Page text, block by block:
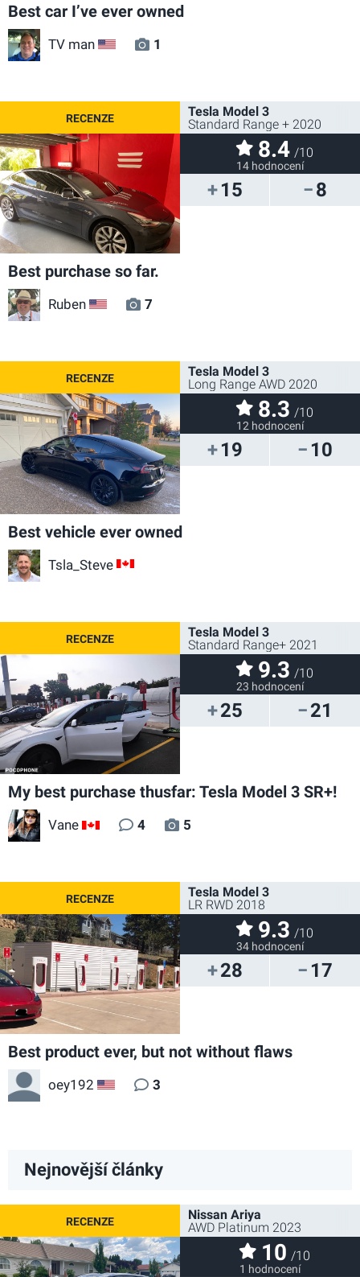
Best car I’ve ever owned
TV man US 1
15 8
Tesla Model 3
Standard Range + 2020
8.4 /10
14 hodnocení
Best purchase so far.
Ruben US 7
19 10
Tesla Model 3
Long Range AWD 2020
8.3 /10
12 hodnocení
Best vehicle ever owned
Tsla_Steve CA
25 21
Tesla Model 3
Standard Range+ 2021
9.3 /10
23 hodnocení
My best purchase thusfar: Tesla Model 3 SR+!
Vane CA 4 5
28 17
Tesla Model 3
LR RWD 2018
9.3 /10
34 hodnocení
Best product ever, but not without flaws
oey192 US 3
Nejnovější články
Nissan Ariya
AWD Platinum 2023
10 /10
1 hodnocení